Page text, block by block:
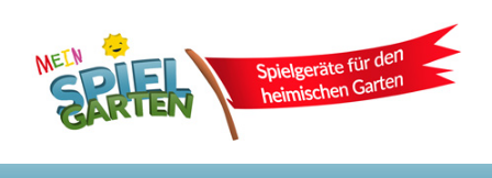
content